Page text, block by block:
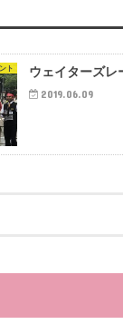
ト ウェイターズレ
2019.06.09